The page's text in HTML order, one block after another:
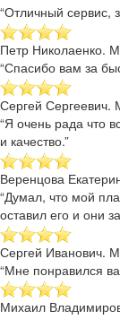
“Отличный сервис,
Петр Николаенко.
“Спасибо вам за
Сергей Сергеевич.
“Я очень рада что
и качество.”
Веренцова
“Думал, что мой
оставил его и они
Сергей Иванович.
“Мне понравился
Михаил